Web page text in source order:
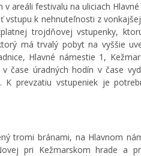
areáli festivalu na uliciach
k nehnuteľnosti z
trojdňovej vstupenky,
má trvalý pobyt na vyššie
Hlavné námestie 1,
čase úradných hodín v čase
K prevzatiu vstupeniek je
tromi bránami, na Hlavnom
pri Kežmarskom hrade a